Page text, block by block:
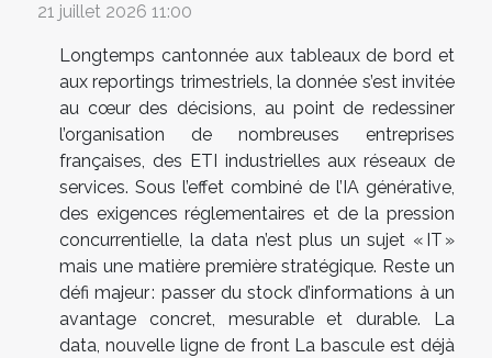
21 juillet 2026 11:00
Longtemps cantonnée aux tableaux de bord et
aux reportings trimestriels, la donnée s’est invitée
au cœur des décisions, au point de redessiner
l’organisation de nombreuses entreprises
françaises, des ETI industrielles aux réseaux de
services. Sous l’effet combiné de l’IA générative,
des exigences réglementaires et de la pression
concurrentielle, la data n’est plus un sujet « IT »
mais une matière première stratégique. Reste un
défi majeur : passer du stock d’informations à un
avantage concret, mesurable et durable. La
data, nouvelle ligne de front La bascule est déjà